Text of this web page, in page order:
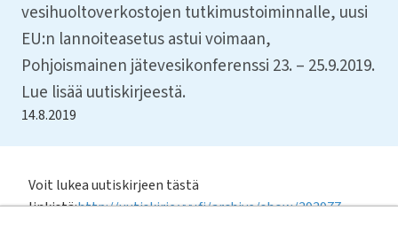
vesihuoltoverkostojen tutkimustoiminnalle, uusi
EU:n lannoiteasetus astui voimaan,
Pohjoismainen jätevesikonferenssi 23. – 25.9.2019.
Lue lisää uutiskirjeestä.
14.8.2019
Voit lukea uutiskirjeen tästä
linkistä:http://uutiskirje.vvy.fi/archive/show/393977